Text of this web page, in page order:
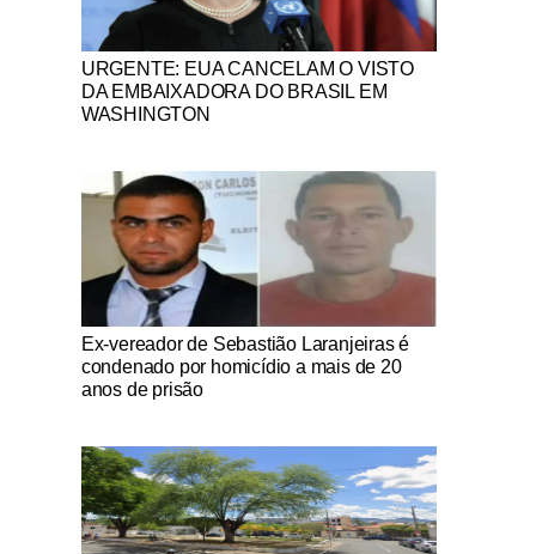
Notícias Católicas
URGENTE: EUA CANCELAM O VISTO
DA EMBAIXADORA DO BRASIL EM
WASHINGTON
Notícias Católicas
Ex-vereador de Sebastião Laranjeiras é
condenado por homicídio a mais de 20
anos de prisão